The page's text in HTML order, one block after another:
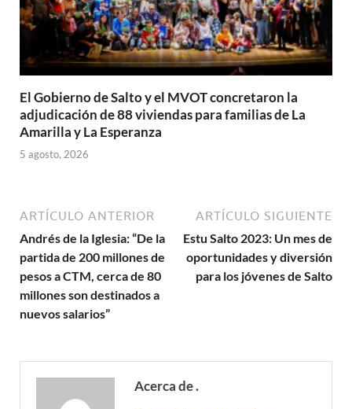
El Gobierno de Salto y el MVOT concretaron la
adjudicación de 88 viviendas para familias de La
Amarilla y La Esperanza
5 agosto, 2026
ARTÍCULO ANTERIOR
Andrés de la Iglesia: “De la
partida de 200 millones de
pesos a CTM, cerca de 80
millones son destinados a
nuevos salarios”
ARTÍCULO SIGUIENTE
Estu Salto 2023: Un mes de
oportunidades y diversión
para los jóvenes de Salto
Acerca de .